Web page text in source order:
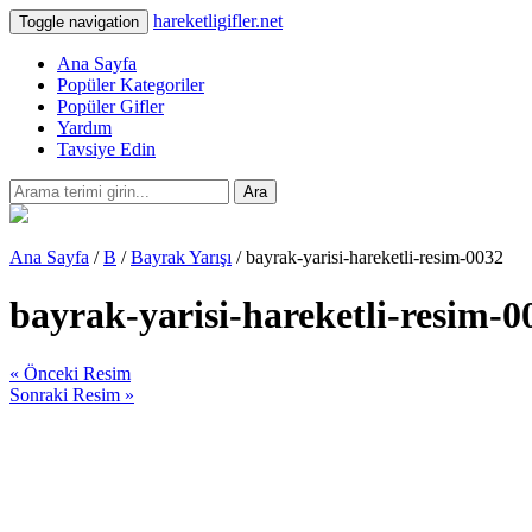
Toggle navigation hareketligifler.net
Ana Sayfa
Popüler Kategoriler
Popüler Gifler
Yardım
Tavsiye Edin
Ara
Ana Sayfa /B /Bayrak Yarışı / bayrak-yarisi-hareketli-resim-0032
bayrak-yarisi-hareketli-resim-
« Önceki Resim
Sonraki Resim »